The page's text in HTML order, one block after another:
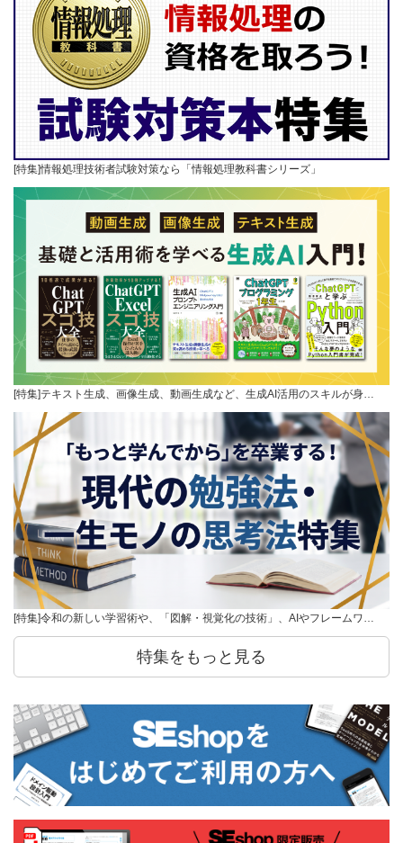
[特集]情報処理技術者試験対策なら「情報処理教科書シリーズ」
[特集]テキスト生成、画像生成、動画生成など、生成AI活用のスキルが身…
[特集]令和の新しい学習術や、「図解・視覚化の技術」、AIやフレームワ…
特集をもっと見る